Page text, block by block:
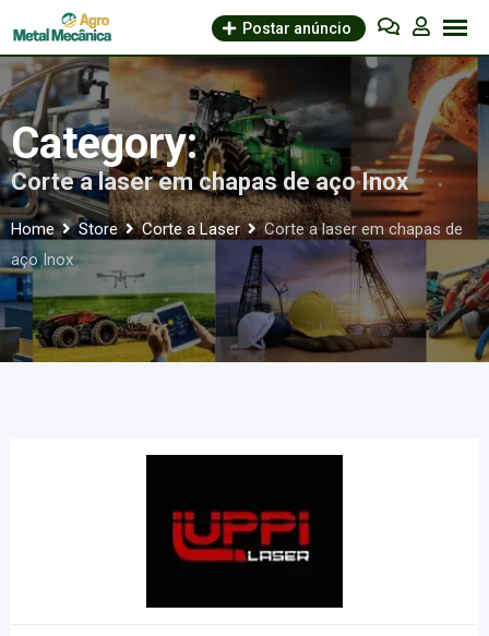
to
content
Postar anúncio
Category:
Corte a laser em chapas de aço Inox
Home Store Corte a Laser
Corte a laser em chapas de
aço Inox